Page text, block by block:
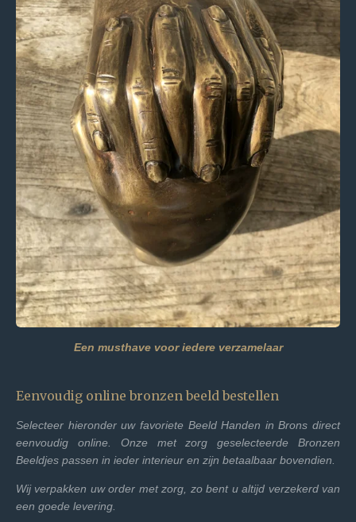
Een musthave voor iedere verzamelaar
Eenvoudig online bronzen beeld bestellen
Selecteer hieronder uw favoriete Beeld Handen in Brons direct
eenvoudig online. Onze met zorg geselecteerde Bronzen
Beeldjes passen in ieder interieur en zijn betaalbaar bovendien.
Wij verpakken uw order met zorg, zo bent u altijd verzekerd van
een goede levering.